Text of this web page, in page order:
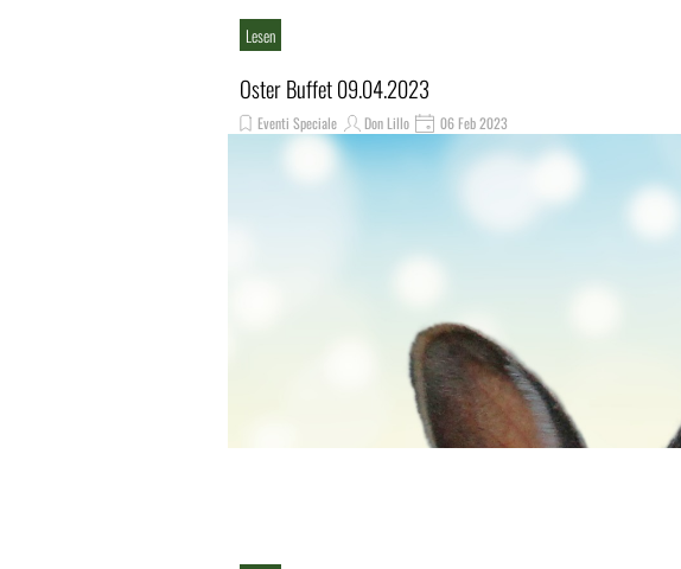
Lesen
Oster Buffet 09.04.2023
Eventi Speciale Don Lillo 06 Feb 2023